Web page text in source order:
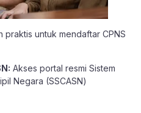
untuk mendaftar CPNS
Akses portal resmi Sistem
Negara (SSCASN)